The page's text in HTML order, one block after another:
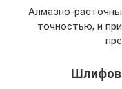
Алмазно-
точностью, и